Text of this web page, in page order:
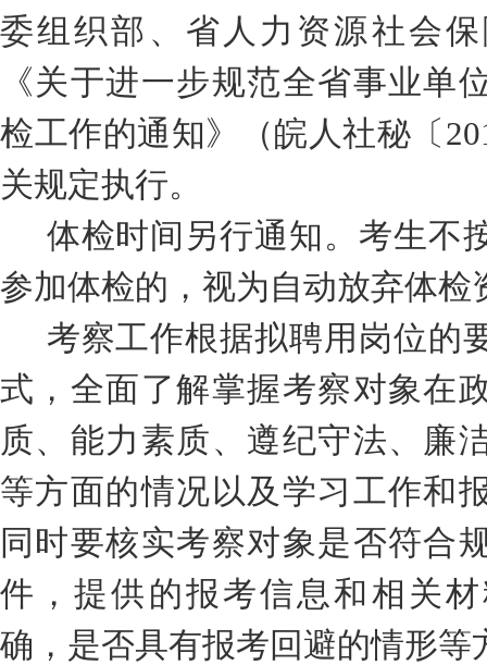
委组织部、省人力资源社会
《关于进一步规范全省事业单
检工作的通知》（皖人社秘〔
关规定执行。
体检时间另行通知。考生不
参加体检的，视为自动放弃体检
考察工作根据拟聘用岗位的
式，全面了解掌握考察对象在
质、能力素质、遵纪守法、廉
等方面的情况以及学习工作和
同时要核实考察对象是否符合
件，提供的报考信息和相关
确，是否具有报考回避的情形等